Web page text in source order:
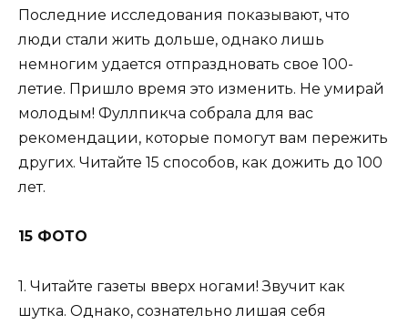
Последние исследования показывают, что
люди стали жить дольше, однако лишь
немногим удается отпраздновать свое 100-
летие. Пришло время это изменить. Не умирай
молодым! Фуллпикча собрала для вас
рекомендации, которые помогут вам пережить
других. Читайте 15 способов, как дожить до 100
лет.
15 ФОТО
1. Читайте газеты вверх ногами! Звучит как
шутка. Однако, сознательно лишая себя